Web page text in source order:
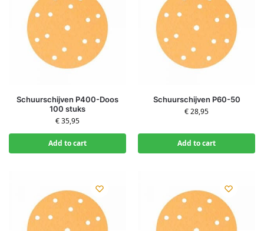
Schuurschijven P400-Doos
100 stuks
€35,95
Add to cart
Schuurschijven P60-50
€28,95
Add to cart